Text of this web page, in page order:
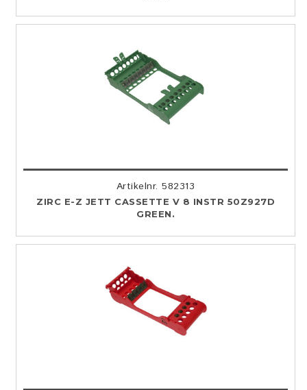
Artikelnr. 582313
ZIRC E-Z JETT CASSETTE V 8 INSTR 50Z927D
GREEN.